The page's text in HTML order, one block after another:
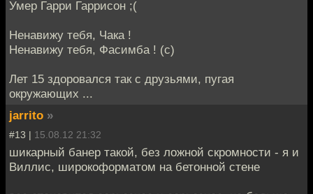
Умер Гарри Гаррисон ;(
Ненавижу тебя, Чака !
Ненавижу тебя, Фасимба ! (с)
Лет 15 здоровался так с друзьями, пугая
окружающих ...
jarrito »
#13 | 15.08.12 21:32
шикарный банер такой, без ложной скромности - я и
Виллис, широкоформатом на бетонной стене